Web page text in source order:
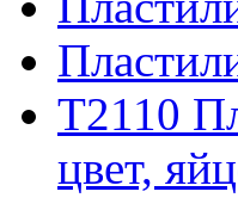
T2110
цвет,